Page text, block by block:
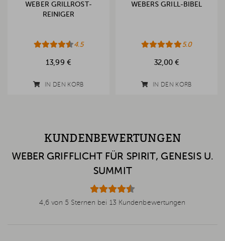
WEBER GRILLROST-
REINIGER
4.5
13,99 €
IN DEN KORB
WEBERS GRILL-BIBEL
5.0
32,00 €
IN DEN KORB
KUNDENBEWERTUNGEN
WEBER GRIFFLICHT FÜR SPIRIT, GENESIS U.
SUMMIT
4,6 von 5 Sternen bei 13 Kundenbewertungen